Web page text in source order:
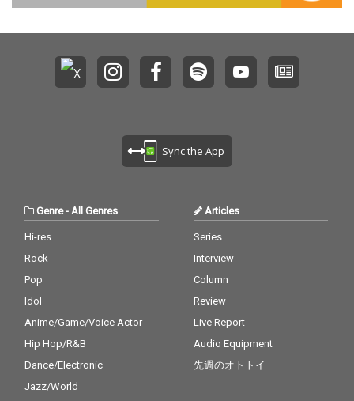
Sync the App
Genre-All Genres
Hi-res
Rock
Pop
Idol
Anime/Game/Voice Actor
Hip Hop/R&B
Dance/Electronic
Jazz/World
Articles
Series
Interview
Column
Review
Live Report
Audio Equipment
先週のオトトイ